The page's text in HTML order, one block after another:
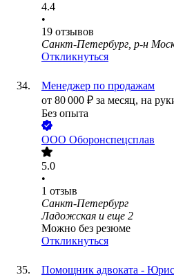
4.4
•
19 отзывов
Санкт-Петербург, р-н
Откликнуться
Менеджер по продажам
от 80 000 ₽ за месяц, на
Без опыта
ООО Оборонспецсплав
5.0
•
1 отзыв
Санкт-Петербург
Ладожская и еще 2
Можно без резюме
Откликнуться
Помощник адвоката -